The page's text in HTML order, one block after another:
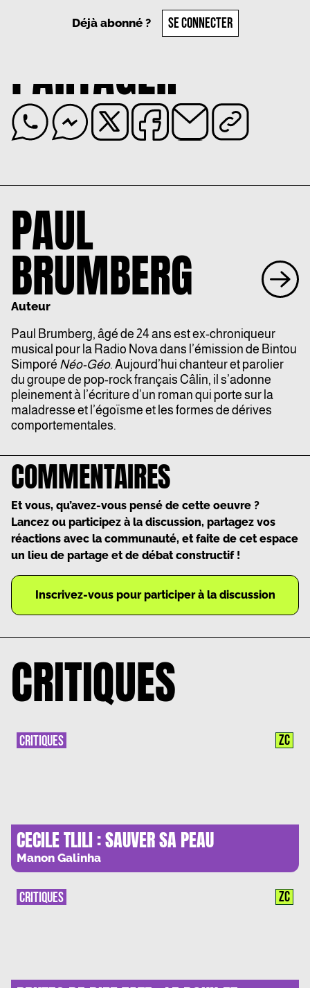
Déjà abonné ? SE CONNECTER
PARTAGER
PAUL
BRUMBERG
Auteur
Paul Brumberg, âgé de 24 ans est ex-chroniqueur
musical pour la Radio Nova dans l’émission de Bintou
Simporé Néo-Géo. Aujourd’hui chanteur et parolier
du groupe de pop-rock français Câlin, il s’adonne
pleinement à l’écriture d’un roman qui porte sur la
maladresse et l’égoïsme et les formes de dérives
comportementales.
COMMENTAIRES
Et vous, qu’avez-vous pensé de cette oeuvre ?
Lancez ou participez à la discussion, partagez vos
réactions avec la communauté, et faite de cet espace
un lieu de partage et de débat constructif !
Inscrivez-vous pour participer à la discussion
CRITIQUES
CECILE TLILI : SAUVER SA PEAU
Manon Galinha
CRITIQUES ZC
CRITIQUES ZC